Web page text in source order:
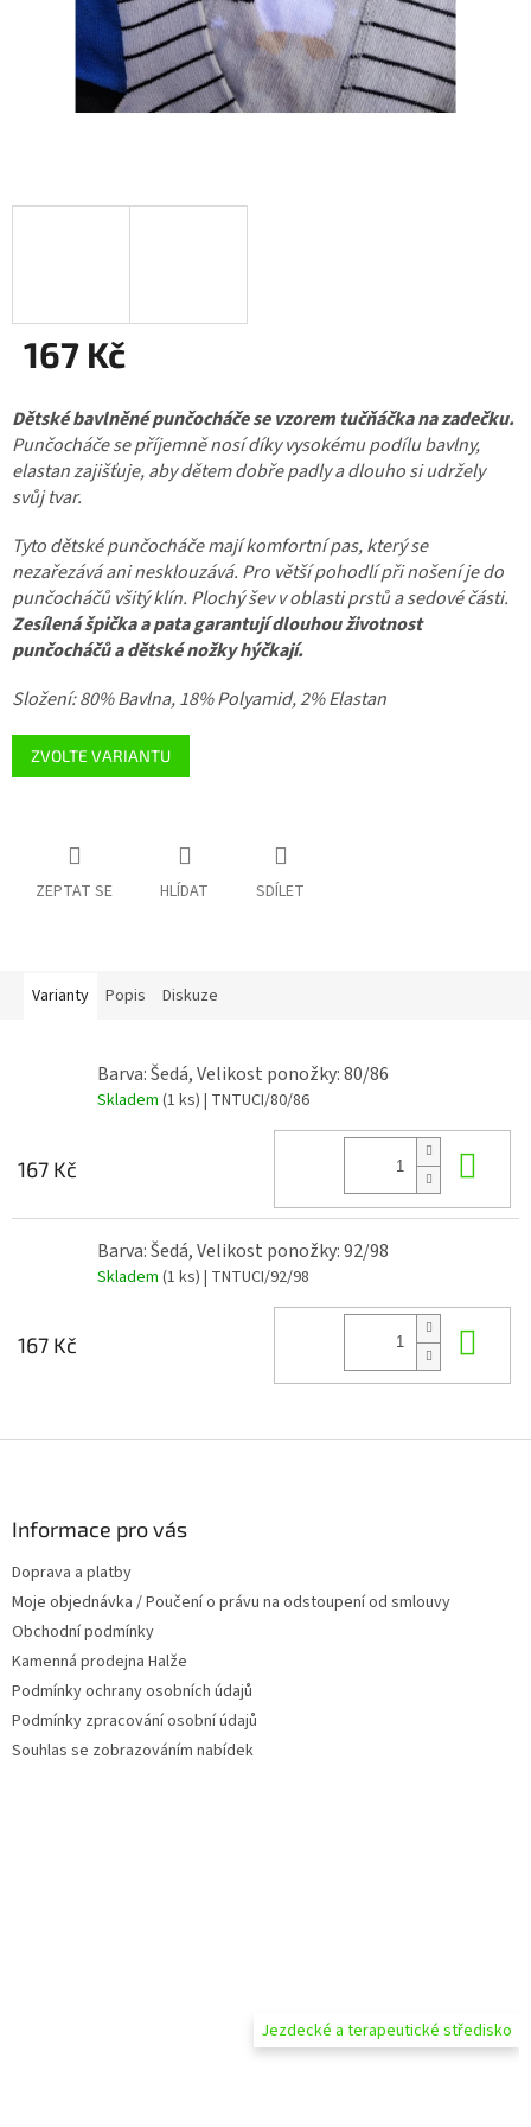
167 Kč
cena:
ZVOLTE VARIANTU
Dětské bavlněné punčocháče se vzorem tučňáčka na zadečku.
Punčocháče se příjemně nosí díky vysokému podílu bavlny,
elastan zajišťuje, aby dětem dobře padly a dlouho si udržely
svůj tvar.
Tyto dětské punčocháče mají komfortní pas, který se
nezařezává ani nesklouzává. Pro větší pohodlí při nošení je do
punčocháčů všitý klín. Plochý šev v oblasti prstů a sedové části.
Zesílená špička a pata garantují dlouhou životnost
punčocháčů a dětské nožky hýčkají.
Složení: 80% Bavlna, 18% Polyamid, 2% Elastan
ZEPTAT SE HLÍDAT SDÍLET
Varianty Popis Diskuze
Barva: Šedá, Velikost ponožky: 80/86
Skladem (1 ks) | TNTUCI/80/86
167 Kč
Barva: Šedá, Velikost ponožky: 92/98
Skladem (1 ks) | TNTUCI/92/98
167 Kč
Informace pro vás
Doprava a platby
Moje objednávka / Poučení o právu na odstoupení od smlouvy
Obchodní podmínky
Kamenná prodejna Halže
Podmínky ochrany osobních údajů
Podmínky zpracování osobní údajů
Souhlas se zobrazováním nabídek
Jezdecké a terapeutické středisko